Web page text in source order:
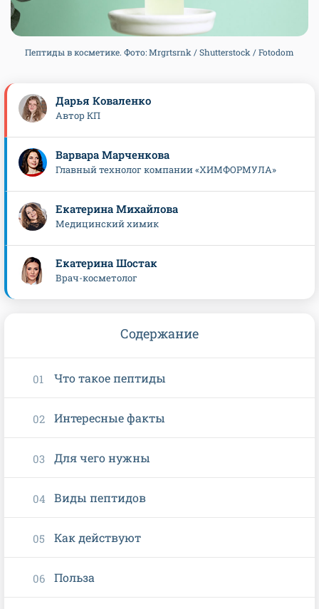
Пептиды в косметике. Фото: Mrgrtsrnk / Shutterstock / Fotodom
Дарья Коваленко
Автор КП
Варвара Марченкова
Главный технолог компании «ХИМФОРМУЛА»
Екатерина Михайлова
Медицинский химик
Екатерина Шостак
Врач-косметолог
Содержание
Что такое пептиды
Интересные факты
Для чего нужны
Виды пептидов
Как действуют
Польза